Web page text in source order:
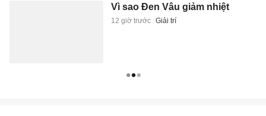
Vì sao Đen Vâu giảm nhiệt
12 giờ trước Giải trí